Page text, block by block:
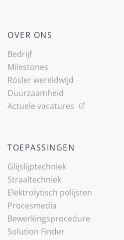
OVER ONS
Bedrijf
Milestones
Rösler wereldwijd
Duurzaamheid
Actuele vacatures
TOEPASSINGEN
Glijslijp­techniek
Straaltechniek
Elektrolytisch polijsten
Procesmedia
Bewerkingsprocedure
Solution Finder